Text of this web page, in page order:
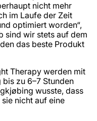
nicht mehr
im Laufe der Zeit
optimiert worden“,
sind wir stets auf dem
das beste Produkt
Therapy werden mit
zu 6–7 Stunden
wusste, dass
nicht auf eine